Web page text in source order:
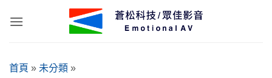
首頁 » 未分類 »